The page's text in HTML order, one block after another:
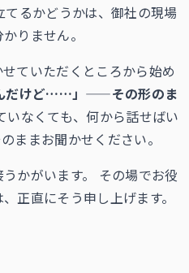
るかどうかは、御社の現場
りません。
ていただくところから始め
んだけど……」——その形のま
いなくても、何から話せばい
ままお聞かせください。
かがいます。 その場でお役
正直にそう申し上げます。